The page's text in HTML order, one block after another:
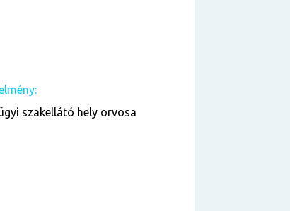
szakellátó hely orvosa